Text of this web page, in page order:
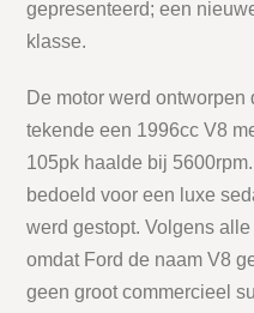
gepresenteerd; een
klasse.
De motor werd
tekende een 1996cc V8
105pk haalde bij
bedoeld voor een luxe
werd gestopt. Volgens
omdat Ford de naam V8
geen groot commercieel